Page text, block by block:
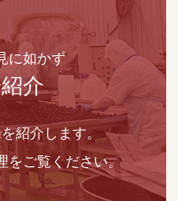
に如かず
介
紹介します。
をご覧ください。